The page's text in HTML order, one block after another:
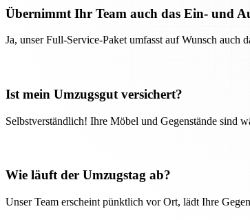
Übernimmt Ihr Team auch das Ein- und
Ja, unser Full-Service-Paket umfasst auf Wunsch auch
Ist mein Umzugsgut versichert?
Selbstverständlich! Ihre Möbel und Gegenstände sind
Wie läuft der Umzugstag ab?
Unser Team erscheint pünktlich vor Ort, lädt Ihre